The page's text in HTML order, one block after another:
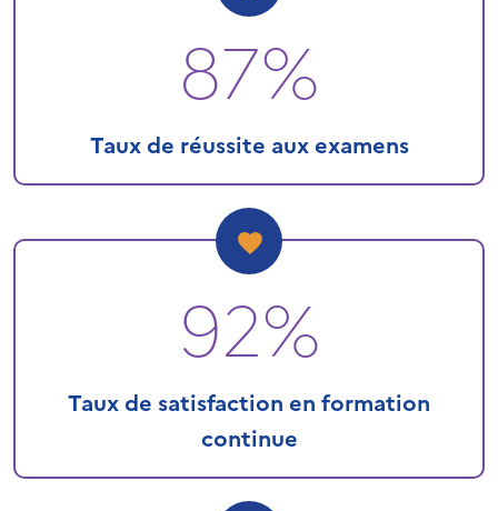
87%
Taux de réussite aux examens
92%
Taux de satisfaction en formation
continue